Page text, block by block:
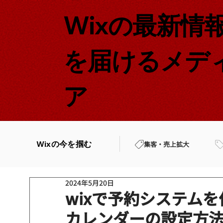
Wixの最新情
を届けるメデ
ア
Wixの今を掴む 集客・売上拡大
wixで予約システム
カレンダーの設定方
2024年5月20日